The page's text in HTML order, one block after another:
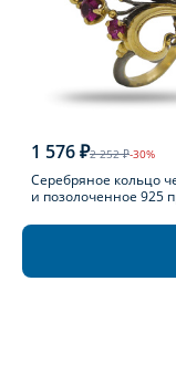
1 576 ₽2 252 ₽-30%
Серебряное кольцо
и позолоченное 925